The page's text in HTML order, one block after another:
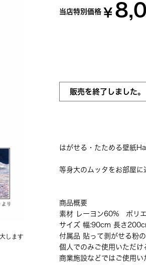
当店特別価格 ¥
販売を終了しました。
はがせる・たためる壁紙
等身大のムッタをお部屋に
商品概要
素材 レーヨン60% ポリ
サイズ 幅:90cm 長さ
付属品 貼って剥がせる
個人でのみご使用いただけ
商業施設などではご使用い